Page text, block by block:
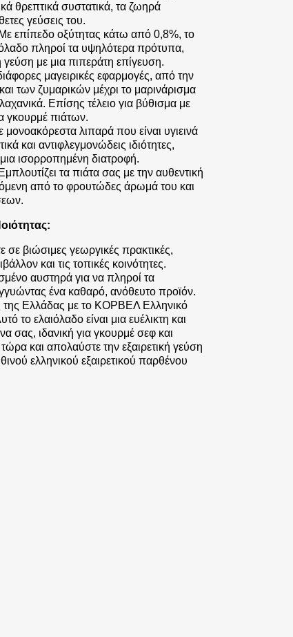
θρεπτικά συστατικά, τα ζωηρά
γεύσεις του.
Με επίπεδο οξύτητας κάτω από 0,8%, το
πληροί τα υψηλότερα πρότυπα,
με μια πιπεράτη επίγευση.
διάφορες μαγειρικές εφαρμογές, από την
των ζυμαρικών μέχρι το μαρινάρισμα
Επίσης τέλειο για βύθισμα με
γκουρμέ πιάτων.
μονοακόρεστα λιπαρά που είναι υγιεινά
και αντιφλεγμονώδεις ιδιότητες,
ισορροπημένη διατροφή.
Εμπλουτίζει τα πιάτα σας με την αυθεντική
από το φρουτώδες άρωμά του και
σε βιώσιμες γεωργικές πρακτικές,
και τις τοπικές κοινότητες.
αυστηρά για να πληροί τα
ένα καθαρό, ανόθευτο προϊόν.
της Ελλάδας με το ΚΟΡΒΕΛ Ελληνικό
το ελαιόλαδο είναι μια ευέλικτη και
σας, ιδανική για γκουρμέ σεφ και
και απολαύστε την εξαιρετική γεύση
ελληνικού εξαιρετικού παρθένου